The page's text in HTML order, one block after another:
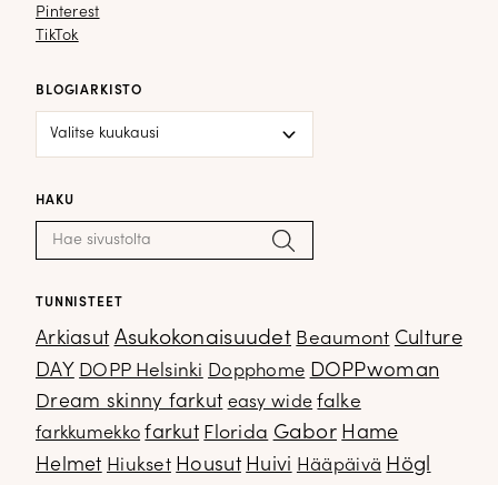
Pinterest
Pinterest
TikTok
TikTok
BLOGIARKISTO
HAKU
Haku: Hae
TUNNISTEET
Arkiasut Asukokonaisuudet Beaumont Culture
DAY DOPP Helsinki Dopphome DOPPwoman
Dream skinny farkut easy wide falke
farkkumekko farkut Florida Gabor Hame
Helmet Hiukset Housut Huivi Hääpäivä Högl